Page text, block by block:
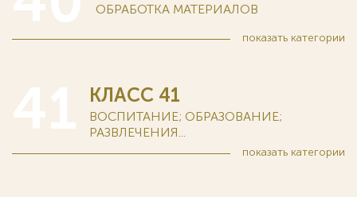
ОБРАБОТКА МАТЕРИАЛОВ
показать категории
КЛАСС 41
ВОСПИТАНИЕ; ОБРАЗОВАНИЕ;
РАЗВЛЕЧЕНИЯ...
показать категории